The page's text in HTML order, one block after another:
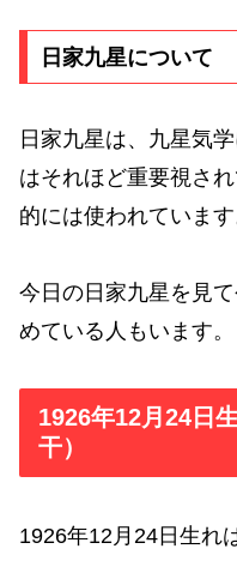
日家九星について
日家九星は、九星気
はそれほど重要視さ
的には使われています
今日の日家九星を見
めている人もいます。
1926年12月24日
干）
1926年12月24日生れ